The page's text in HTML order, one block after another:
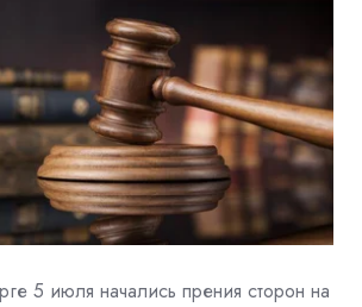
5 июля начались прения сторон на